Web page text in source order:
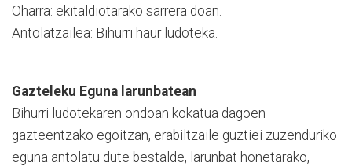
Oharra: ekitaldiotarako sarrera doan.
Antolatzailea: Bihurri haur ludoteka.
Gazteleku Eguna larunbatean
Bihurri ludotekaren ondoan kokatua dagoen
gazteentzako egoitzan, erabiltzaile guztiei zuzenduriko
eguna antolatu dute bestalde, larunbat honetarako,